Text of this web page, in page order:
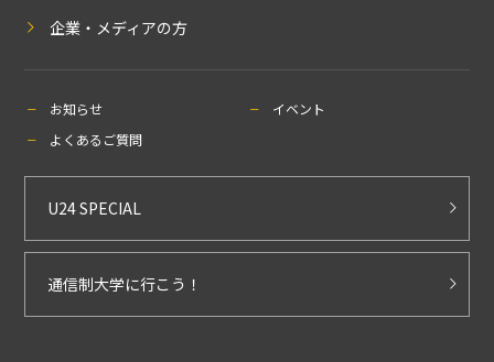
企業・メディアの方
お知らせ
イベント
よくあるご質問
U24 SPECIAL
通信制大学に行こう！